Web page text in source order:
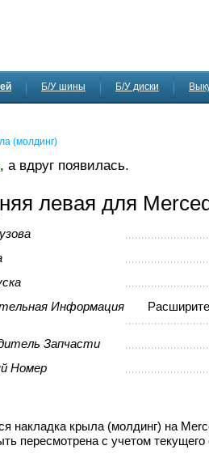
Б/У шины Б/У диски
(молдинг)
, а вдруг появилась.
левая для
Информация
Запчасти
Номер
накладка крыла (молдинг) на
пересмотрена с учетом текущего